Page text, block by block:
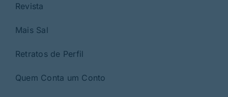
Revista
Mais Sal
Retratos de Perfil
Quem Conta um Conto